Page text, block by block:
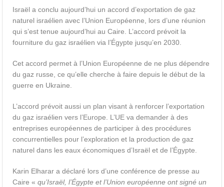
Israël a conclu aujourd’hui un accord d’exportation de gaz
naturel israélien avec l’Union Européenne, lors d’une réunion
qui s’est tenue aujourd’hui au Caire. L’accord prévoit la
fourniture du gaz israélien via l’Égypte jusqu’en 2030.
Cet accord permet à l’Union Européenne de ne plus dépendre
du gaz russe, ce qu’elle cherche à faire depuis le début de la
guerre en Ukraine.
L’accord prévoit aussi un plan visant à renforcer l’exportation
du gaz israélien vers l’Europe. L’UE va demander à des
entreprises européennes de participer à des procédures
concurrentielles pour l’exploration et la production de gaz
naturel dans les eaux économiques d’Israël et de l’Égypte.
Karin Elharar a déclaré lors d’une conférence de presse au
Caire «qu’Israël, l’Égypte et l’Union européenne ont signé un